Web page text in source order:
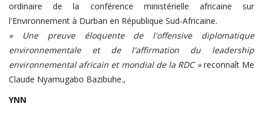
ordinaire de la conférence ministérielle africaine sur
l'Environnement à Durban en République Sud-Africaine.
« Une preuve éloquente de l'offensive diplomatique
environnementale et de l'affirmation du leadership
environnemental africain et mondial de la RDC »reconnaît Me
Claude Nyamugabo Bazibuhe.,
YNN